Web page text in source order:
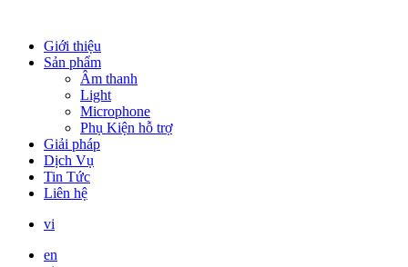
Giới thiệu
Sản phẩm
Âm thanh
Light
Microphone
Phụ Kiện hỗ trợ
Giải pháp
Dịch Vụ
Tin Tức
Liên hệ
vi
en